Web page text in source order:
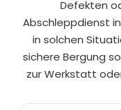
Defekten
Abschleppdienst in
in solchen
sichere Bergung
zur Werkstatt